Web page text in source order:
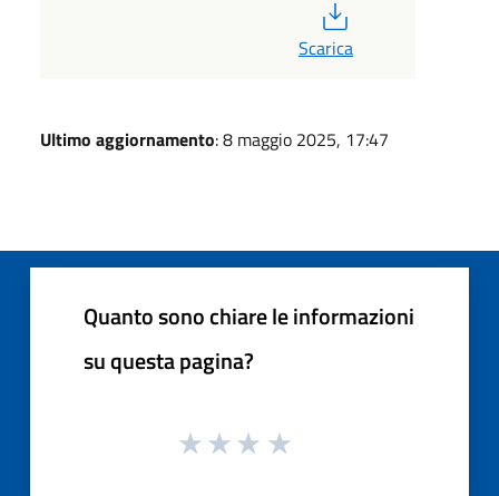
Scarica
Ultimo aggiornamento: 8 maggio 2025, 17:47
Quanto sono chiare le informazioni
su questa pagina?